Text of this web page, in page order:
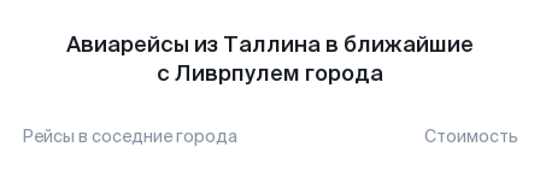
Авиарейсы из Таллина в ближайшие
с Ливрпулем города
Рейсы в соседние города Стоимость